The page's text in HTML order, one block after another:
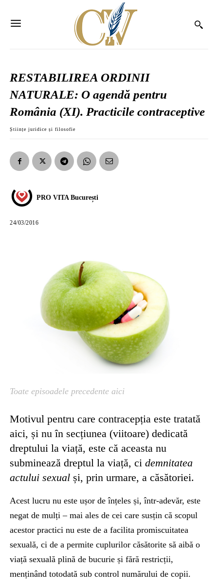
RESTABILIREA ORDINII
NATURALE: O agendă pentru
România (XI). Practicile contraceptive
Științe juridice și filosofie
PRO VITA București
24/03/2016
Toate episoadele precedente aici
Motivul pentru care contracepția este tratată
aici, și nu în secțiunea (viitoare) dedicată
dreptului la viață, este că aceasta nu
subminează dreptul la viață, ci demnitatea
actului sexual și, prin urmare, a căsătoriei.
Acest lucru nu este ușor de înțeles și, într-adevăr, este
negat de mulți – mai ales de cei care susțin că scopul
acestor practici nu este de a facilita promiscuitatea
sexuală, ci de a permite cuplurilor căsătorite să aibă o
viață sexuală plină de bucurie și fără restricții,
menținând totodată sub control numărului de copii.